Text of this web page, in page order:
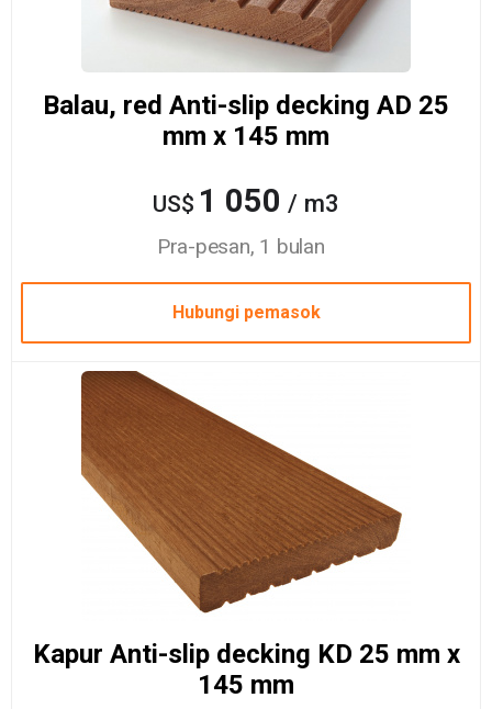
Balau, red Anti-slip decking AD 25
mm x 145 mm
US$ 1 050 / m3
Pra-pesan, 1 bulan
Hubungi pemasok
Kapur Anti-slip decking KD 25 mm x
145 mm